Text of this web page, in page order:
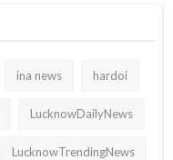
ina news hardoi
LucknowDailyNews
LucknowTrendingNews